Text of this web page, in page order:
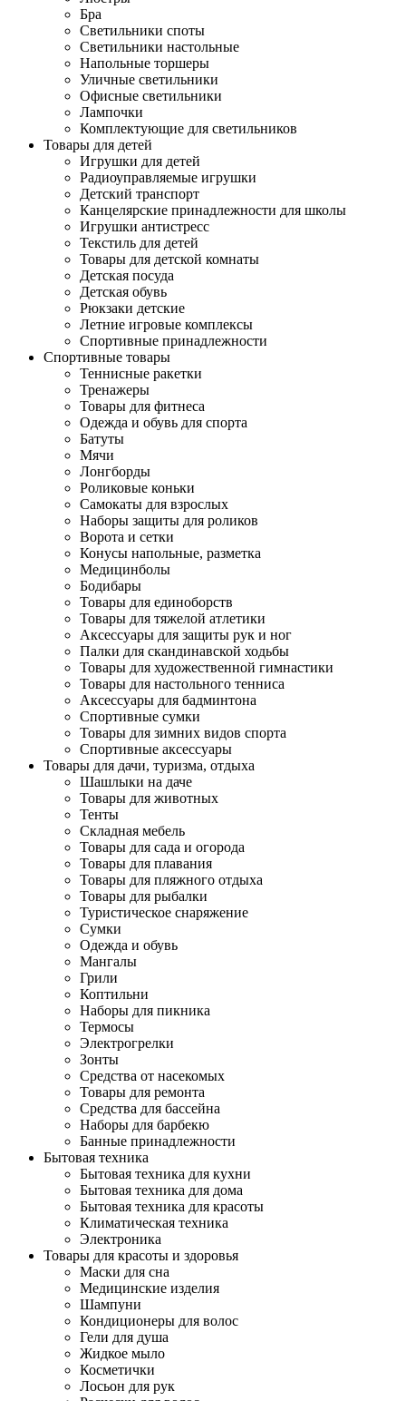
Бра
Светильники споты
Светильники настольные
Напольные торшеры
Уличные светильники
Офисные светильники
Лампочки
Комплектующие для светильников
Товары для детей
Игрушки для детей
Радиоуправляемые игрушки
Детский транспорт
Канцелярские принадлежности для школы
Игрушки антистресс
Текстиль для детей
Товары для детской комнаты
Детская посуда
Детская обувь
Рюкзаки детские
Летние игровые комплексы
Спортивные принадлежности
Спортивные товары
Теннисные ракетки
Тренажеры
Товары для фитнеса
Одежда и обувь для спорта
Батуты
Мячи
Лонгборды
Роликовые коньки
Самокаты для взрослых
Наборы защиты для роликов
Ворота и сетки
Конусы напольные, разметка
Медицинболы
Бодибары
Товары для единоборств
Товары для тяжелой атлетики
Аксессуары для защиты рук и ног
Палки для скандинавской ходьбы
Товары для художественной гимнастики
Товары для настольного тенниса
Аксессуары для бадминтона
Спортивные сумки
Товары для зимних видов спорта
Спортивные аксессуары
Товары для дачи, туризма, отдыха
Шашлыки на даче
Товары для животных
Тенты
Складная мебель
Товары для сада и огорода
Товары для плавания
Товары для пляжного отдыха
Товары для рыбалки
Туристическое снаряжение
Сумки
Одежда и обувь
Мангалы
Грили
Коптильни
Наборы для пикника
Термосы
Электрогрелки
Зонты
Средства от насекомых
Товары для ремонта
Средства для бассейна
Наборы для барбекю
Банные принадлежности
Бытовая техника
Бытовая техника для кухни
Бытовая техника для дома
Бытовая техника для красоты
Климатическая техника
Электроника
Товары для красоты и здоровья
Маски для сна
Медицинские изделия
Шампуни
Кондиционеры для волос
Гели для душа
Жидкое мыло
Косметички
Лосьон для рук